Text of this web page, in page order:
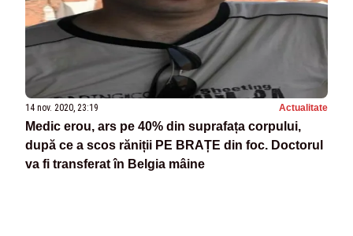
14 nov. 2020, 23:19 Actualitate
Medic erou, ars pe 40% din suprafața corpului,
după ce a scos răniții PE BRAȚE din foc. Doctorul
va fi transferat în Belgia mâine